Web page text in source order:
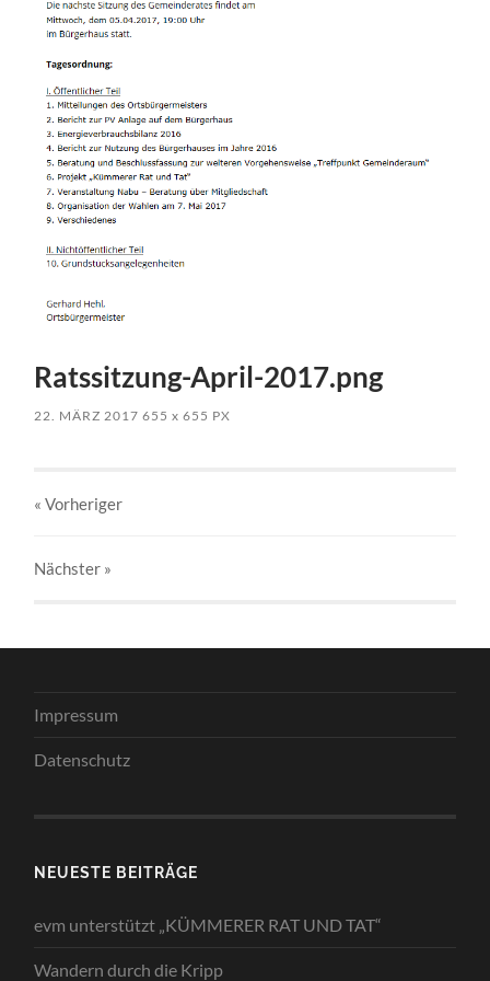
Ratssitzung-April-2017.png
22. MÄRZ 2017 655x 655 PX
« Vorheriger
Nächster »
Impressum
Datenschutz
NEUESTE BEITRÄGE
evm unterstützt „KÜMMERER RAT UND TAT“
Wandern durch die Kripp